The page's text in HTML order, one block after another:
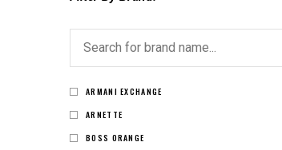
ARMANI EXCHANGE
ARNETTE
BOSS ORANGE